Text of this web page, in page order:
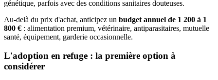
génétique, parfois avec des conditions sanitaires douteuses.
Au-delà du prix d'achat, anticipez un budget annuel de 1 200 à 1
800 € : alimentation premium, vétérinaire, antiparasitaires, mutuelle
santé, équipement, garderie occasionnelle.
L'adoption en refuge : la première option à
considérer